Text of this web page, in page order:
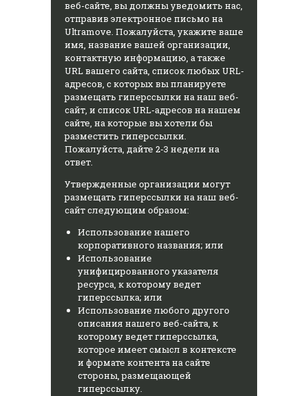
веб-сайте, вы должны уведомить нас,
отправив электронное письмо на
Ultramove. Пожалуйста, укажите ваше
имя, название вашей организации,
контактную информацию, а также
URL вашего сайта, список любых URL-
адресов, с которых вы планируете
размещать гиперссылки на наш веб-
сайт, и список URL-адресов на нашем
сайте, на которые вы хотели бы
разместить гиперссылки.
Пожалуйста, дайте 2-3 недели на
ответ.
Утвержденные организации могут
размещать гиперссылки на наш веб-
сайт следующим образом:
Использование нашего
корпоративного названия; или
Использование
унифицированного указателя
ресурса, к которому ведет
гиперссылка; или
Использование любого другого
описания нашего веб-сайта, к
которому ведет гиперссылка,
которое имеет смысл в контексте
и формате контента на сайте
стороны, размещающей
гиперссылку.